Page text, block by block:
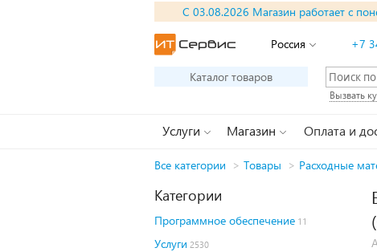
С 03.08.2026 Магазин работает с
Россия +7
Каталог товаров
Вызвать
Услуги Магазин Оплата и
Все категории > Товары > Расходные
Категории
Программное обеспечение 11
Услуги 2530